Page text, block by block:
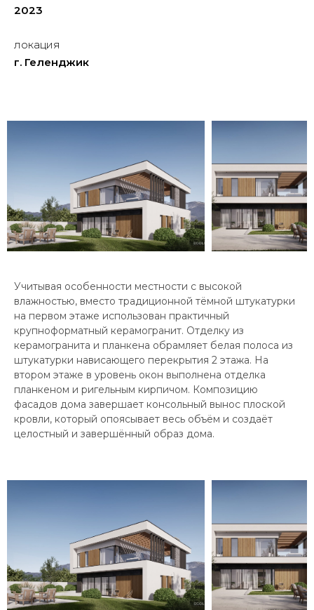
2023
локация
г. Геленджик
Учитывая особенности местности с высокой
влажностью, вместо традиционной тёмной штукатурки
на первом этаже использован практичный
крупноформатный керамогранит. Отделку из
керамогранита и планкена обрамляет белая полоса из
штукатурки нависающего перекрытия 2 этажа. На
втором этаже в уровень окон выполнена отделка
планкеном и ригельным кирпичом. Композицию
фасадов дома завершает консольный вынос плоской
кровли, который опоясывает весь объём и создаёт
целостный и завершённый образ дома.